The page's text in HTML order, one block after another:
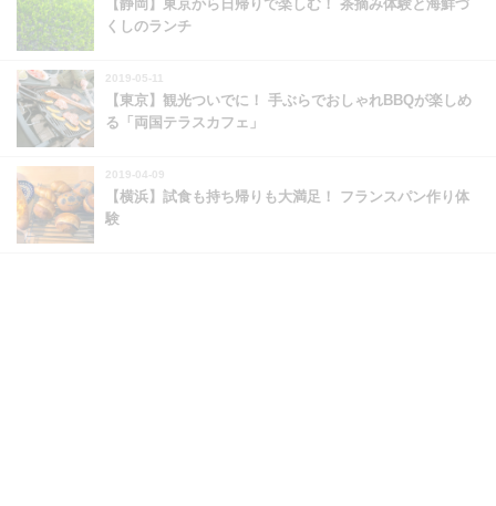
【静岡】東京から日帰りで楽しむ！ 茶摘み体験と海鮮づ
くしのランチ
2019-05-11
【東京】観光ついでに！ 手ぶらでおしゃれBBQが楽しめ
る「両国テラスカフェ」
2019-04-09
【横浜】試食も持ち帰りも大満足！ フランスパン作り体
験